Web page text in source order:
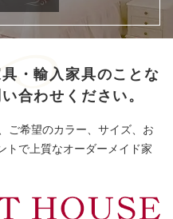
・輸入家具のことな
合わせください。
ご希望のカラー、サイズ、お
トで上質なオーダーメイド家